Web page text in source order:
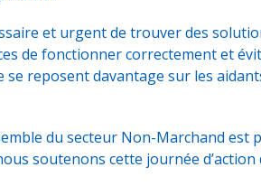
et urgent de trouver des
de fonctionner correctement et
se reposent davantage sur les
du secteur Non-Marchand
soutenons cette journée d’action